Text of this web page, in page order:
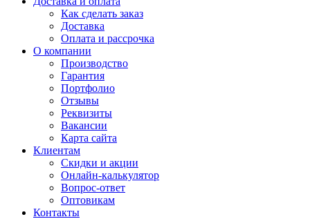
Как сделать заказ
Доставка
Оплата и рассрочка
О компании
Производство
Гарантия
Портфолио
Отзывы
Реквизиты
Вакансии
Карта сайта
Клиентам
Скидки и акции
Онлайн-калькулятор
Вопрос-ответ
Оптовикам
Контакты